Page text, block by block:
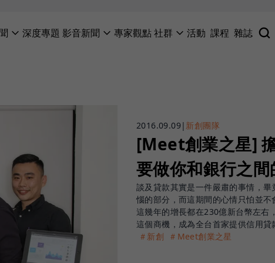
深度專題 影音新聞 專家觀點社群 活動 課程 雜誌
2016.09.09 | 新創團隊
[Meet創業之星]
要做你和銀行之
談及貸款其實是一件嚴肅的事情，
惱的部分，而這期間的心情只怕並
這幾年的增長都在230億新台幣左
這個商機，成為全台首家提供信用貸
＃新創
＃Meet創業之星